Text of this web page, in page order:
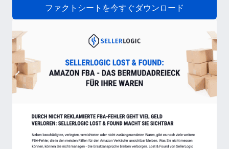
ファクトシートを今すぐダウンロード